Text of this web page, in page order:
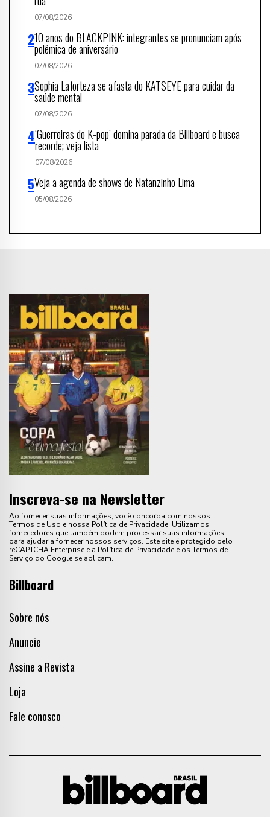
07/08/2026
10 anos do BLACKPINK: integrantes se pronunciam após
polêmica de aniversário
07/08/2026
Sophia Laforteza se afasta do KATSEYE para cuidar da
saúde mental
07/08/2026
‘Guerreiras do K-pop’ domina parada da Billboard e busca
recorde; veja lista
07/08/2026
Veja a agenda de shows de Natanzinho Lima
05/08/2026
Inscreva-se na Newsletter
Ao fornecer suas informações, você concorda com nossos
Termos de Uso e nossa Política de Privacidade. Utilizamos
fornecedores que também podem processar suas informações
para ajudar a fornecer nossos serviços. Este site é protegido pelo
reCAPTCHA Enterprise e a Política de Privacidade e os Termos de
Serviço do Google se aplicam.
Billboard
Sobre nós
Anuncie
Assine a Revista
Loja
Fale conosco